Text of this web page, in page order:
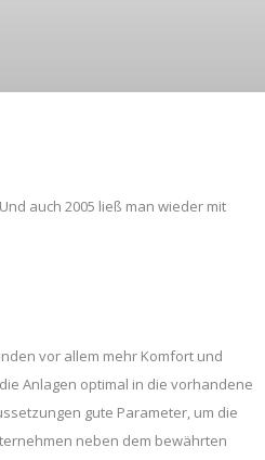
auch 2005 ließ man wieder mit
vor allem mehr Komfort und
Anlagen optimal in die vorhandene
gute Parameter, um die
neben dem bewährten